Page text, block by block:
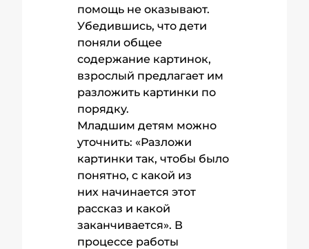
помощь не оказывают.
Убедившись, что дети
поняли общее
содержание картинок,
взрослый предлагает им
разложить картинки по
порядку.
Младшим детям можно
уточнить: «Разложи
картинки так, чтобы было
понятно, с какой из
них начинается этот
рассказ и какой
заканчивается». В
процессе работы